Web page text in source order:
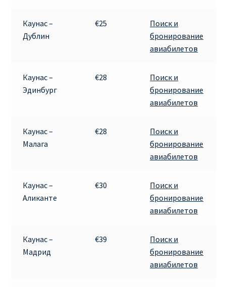
Каунас –
Дублин
€25
Поиск и
бронирование
авиабилетов
Каунас –
Эдинбург
€28
Поиск и
бронирование
авиабилетов
Каунас –
Малага
€28
Поиск и
бронирование
авиабилетов
Каунас –
Аликанте
€30
Поиск и
бронирование
авиабилетов
Каунас –
Мадрид
€39
Поиск и
бронирование
авиабилетов